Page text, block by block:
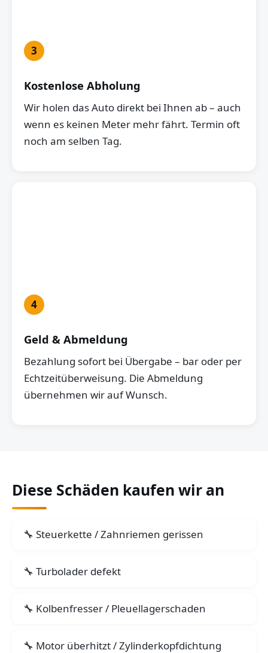
3
Kostenlose Abholung
Wir holen das Auto direkt bei Ihnen ab – auch
wenn es keinen Meter mehr fährt. Termin oft
noch am selben Tag.
4
Geld & Abmeldung
Bezahlung sofort bei Übergabe – bar oder per
Echtzeitüberweisung. Die Abmeldung
übernehmen wir auf Wunsch.
Diese Schäden kaufen wir an
Steuerkette / Zahnriemen gerissen
Turbolader defekt
Kolbenfresser / Pleuellagerschaden
Motor überhitzt / Zylinderkopfdichtung